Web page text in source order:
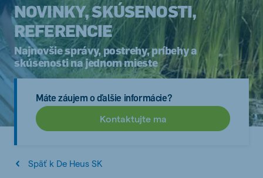
NOVINKY, SKÚSENOSTI,
REFERENCIE
Najnovšie správy, postrehy, príbehy a
skúsenosti na jednom mieste
Máte záujem o ďalšie informácie?
Kontaktujte ma
Späť k De Heus SK